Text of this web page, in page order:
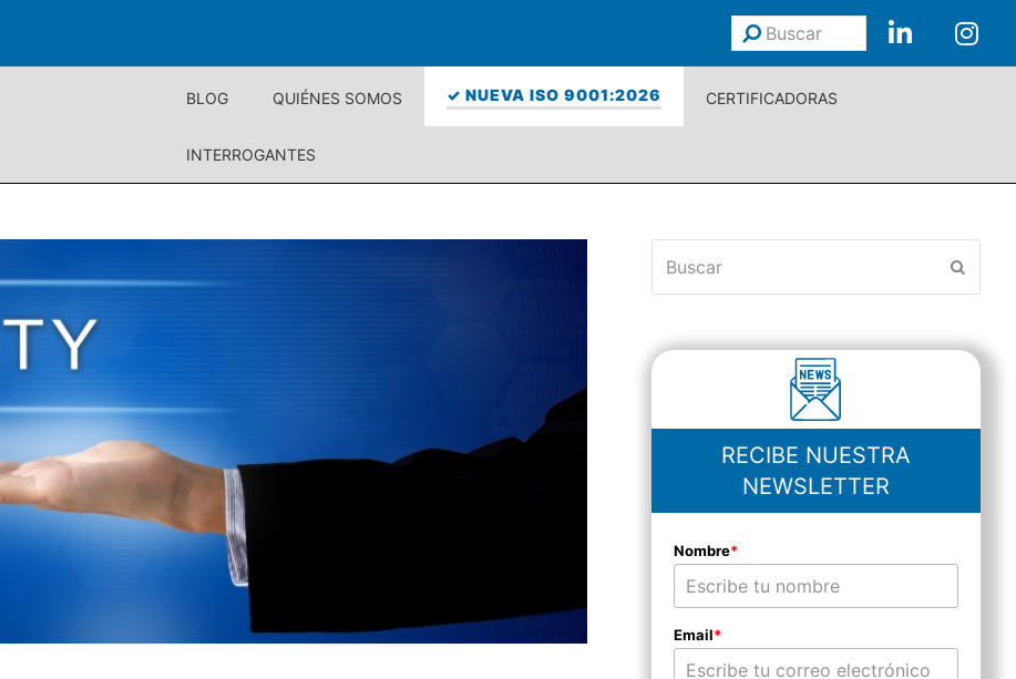
Buscar
BLOG QUIÉNES SOMOS ✓ NUEVA ISO 9001:2026 CERTIFICADORAS
INTERROGANTES
RECIBE NUESTRA
NEWSLETTER
Nombre*
Email*